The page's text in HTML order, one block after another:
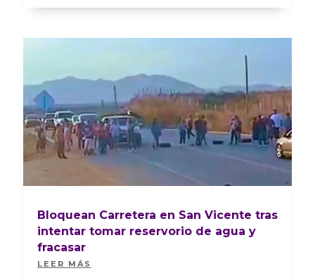
Bloquean Carretera en San Vicente tras
intentar tomar reservorio de agua y
fracasar
LEER MÁS